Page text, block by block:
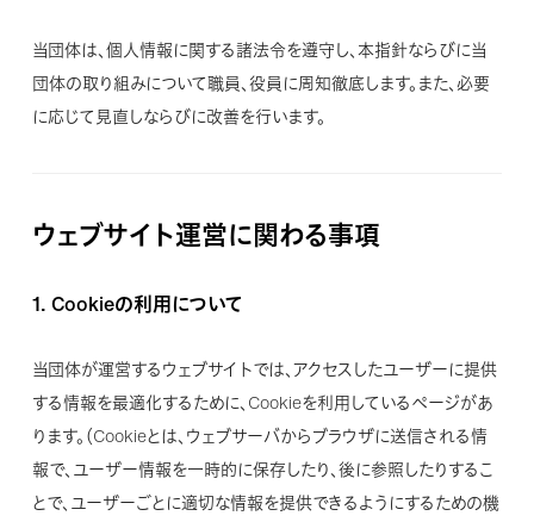
当団体は、個人情報に関する諸法令を遵守し、本指針ならびに当
団体の取り組みについて職員、役員に周知徹底します。また、必要
に応じて見直しならびに改善を行います。
ウェブサイト運営に関わる事項
1. Cookieの利用について
当団体が運営するウェブサイトでは、アクセスしたユーザーに提供
する情報を最適化するために、Cookieを利用しているページがあ
ります。（Cookieとは、ウェブサーバからブラウザに送信される情
報で、ユーザー情報を一時的に保存したり、後に参照したりするこ
とで、ユーザーごとに適切な情報を提供できるようにするための機